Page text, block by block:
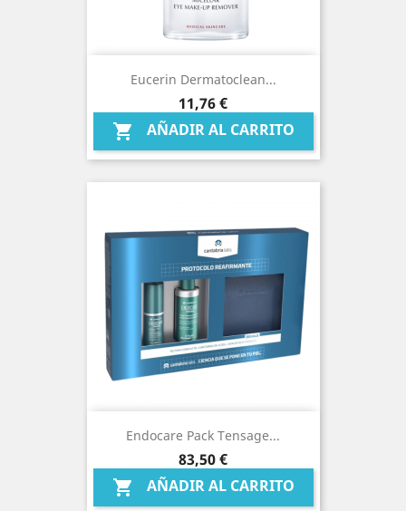
Eucerin Dermatoclean...
Precio
11,76 €
 AÑADIR AL CARRITO
Endocare Pack Tensage...
Precio
83,50 €
 AÑADIR AL CARRITO